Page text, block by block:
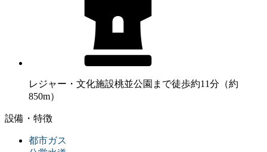
レジャー・文化施設桃並公園まで徒歩約11分（約
850m）
設備・特徴
都市ガス